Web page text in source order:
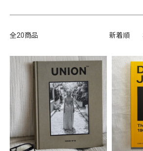
全20商品 新着順